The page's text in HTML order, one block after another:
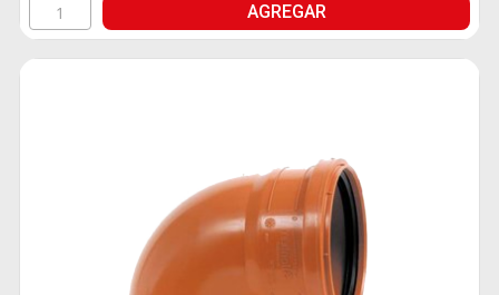
AGREGAR